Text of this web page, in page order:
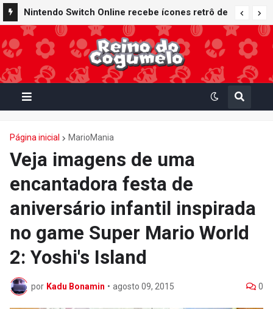
Nintendo Switch Online recebe ícones retrô de
Mario Paint (SNES) e Mario Kart: Super Circuit
(GBA)
Página inicial MarioMania
Veja imagens de uma
encantadora festa de
aniversário infantil inspirada
no game Super Mario World
2: Yoshi's Island
por Kadu Bonamin • agosto 09, 2015 0